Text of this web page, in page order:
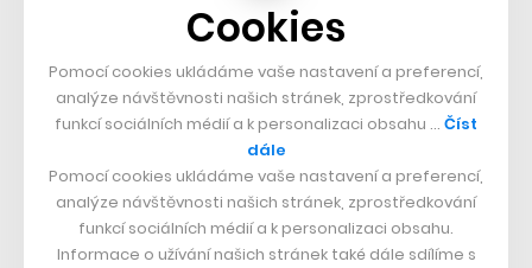
65k
26.3k
Cookies
Pomocí cookies ukládáme vaše nastavení a preferencí,
analýze návštěvnosti našich stránek, zprostředkování
funkcí sociálních médií a k personalizaci obsahu … Číst
dále
Pomocí cookies ukládáme vaše nastavení a preferencí,
analýze návštěvnosti našich stránek, zprostředkování
funkcí sociálních médií a k personalizaci obsahu.
Informace o užívání našich stránek také dále sdílíme s